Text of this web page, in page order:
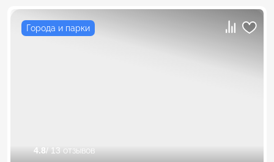
Города и парки
4.8/ 13 отзывов